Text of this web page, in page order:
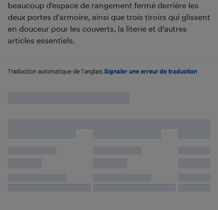
beaucoup d'espace de rangement fermé derrière les
deux portes d'armoire, ainsi que trois tiroirs qui glissent
en douceur pour les couverts, la literie et d'autres
articles essentiels.
Traduction automatique de l'anglais. Signaler une erreur de traduction